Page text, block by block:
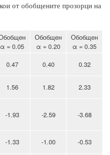
от обобщените прозорци на
α = 0.05
Обобщен
α = 0.20
Обобщен
α = 0.35
0.47 0.40
0.32
1.56 1.82
2.33
-1.93 -2.59 -3.68
-1.33 -1.00
-0.53